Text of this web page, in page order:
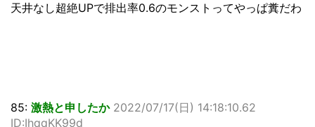
天井なし超絶UPで排出率0.6のモンストってやっぱ糞だわ
85: 激熱と申したか 2022/07/17(日) 14:18:10.62
ID:IhqqKK99d